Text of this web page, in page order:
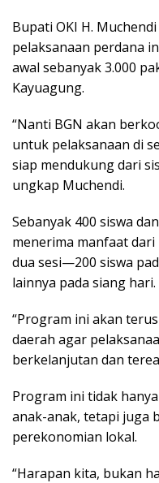
Bupati OKI H.
pelaksanaan perdana
awal sebanyak 3.000
Kayuagung.
“Nanti BGN akan
untuk pelaksanaan di
siap mendukung dari
ungkap Muchendi.
Sebanyak 400 siswa
menerima manfaat
dua sesi—200 siswa
lainnya pada siang hari.
“Program ini akan
daerah agar
berkelanjutan dan
Program ini tidak
anak-anak, tetapi juga
perekonomian lokal.
“Harapan kita, bukan